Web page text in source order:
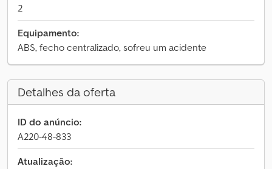
2
Equipamento:
ABS, fecho centralizado, sofreu um acidente
Detalhes da oferta
ID do anúncio:
A220-48-833
Atualização: